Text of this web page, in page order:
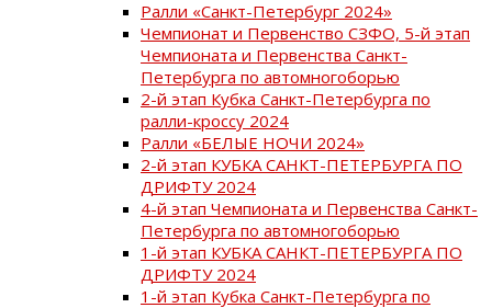
Ралли «Санкт-Петербург 2024»
Чемпионат и Первенство СЗФО, 5-й этап
Чемпионата и Первенства Санкт-
Петербурга по автомногоборью
2-й этап Кубка Санкт-Петербурга по
ралли-кроссу 2024
Ралли «БЕЛЫЕ НОЧИ 2024»
2-й этап КУБКА САНКТ-ПЕТЕРБУРГА ПО
ДРИФТУ 2024
4-й этап Чемпионата и Первенства Санкт-
Петербурга по автомногоборью
1-й этап КУБКА САНКТ-ПЕТЕРБУРГА ПО
ДРИФТУ 2024
1-й этап Кубка Санкт-Петербурга по